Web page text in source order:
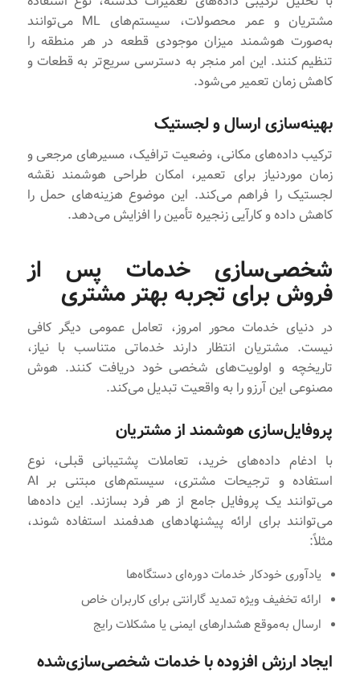
مشتریان و عمر محصولات، سیستم‌های ML می‌توانند
به‌صورت هوشمند میزان موجودی قطعه در هر منطقه را
تنظیم کنند. این امر منجر به دسترسی سریع‌تر به قطعات و
کاهش زمان تعمیر می‌شود.
بهینه‌سازی ارسال و لجستیک
ترکیب داده‌های مکانی، وضعیت ترافیک، مسیرهای مرجعی و
زمان موردنیاز برای تعمیر، امکان طراحی هوشمند نقشه
لجستیک را فراهم می‌کند. این موضوع هزینه‌های حمل را
کاهش داده و کارآیی زنجیره تأمین را افزایش می‌دهد.
شخصی‌سازی خدمات پس از
فروش برای تجربه بهتر مشتری
در دنیای خدمات محور امروز، تعامل عمومی دیگر کافی
نیست. مشتریان انتظار دارند خدماتی متناسب با نیاز،
تاریخچه و اولویت‌های شخصی خود دریافت کنند. هوش
مصنوعی این آرزو را به واقعیت تبدیل می‌کند.
پروفایل‌سازی هوشمند از مشتریان
با ادغام داده‌های خرید، تعاملات پشتیبانی قبلی، نوع
استفاده و ترجیحات مشتری، سیستم‌های مبتنی بر AI
می‌توانند یک پروفایل جامع از هر فرد بسازند. این داده‌ها
می‌توانند برای ارائه پیشنهادهای هدفمند استفاده شوند،
مثلاً:
یادآوری خودکار خدمات دوره‌ای دستگاه‌ها
ارائه تخفیف ویژه تمدید گارانتی برای کاربران خاص
ارسال به‌موقع هشدارهای ایمنی یا مشکلات رایج
ایجاد ارزش افزوده با خدمات شخصی‌سازی‌شده